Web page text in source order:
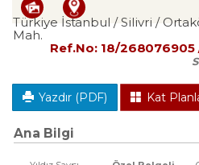
Türkiye İstanbul / Silivri /
Mah.
Ref.No: 18/268076905
Yazdır (PDF) Kat
Ana Bilgi